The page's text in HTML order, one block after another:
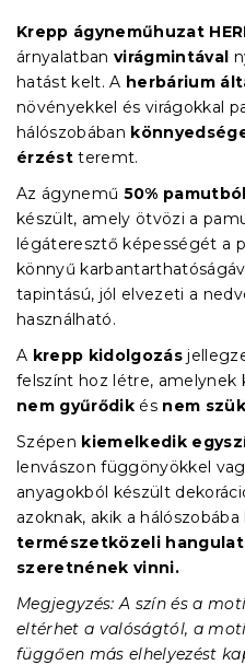
Krepp ágyneműhuzat
árnyalatban virágmintával
hatást kelt. A herbárium
növényekkel és virágokkal
hálószobában
érzést teremt.
Az ágynemű 50%
készült, amely ötvözi a
légáteresztő képességét a
könnyű
tapintású, jól elvezeti a
használható.
A krepp kidolgozás
felszínt hoz létre, amelynek
nem gyűrődik és nem
Szépen kiemelkedik
lenvászon függönyökkel
anyagokból készült
azoknak, akik a
természetközeli
szeretnének vinni.
Megjegyzés: A szín és a
eltérhet a valóságtól, a
függően más elhelyezést